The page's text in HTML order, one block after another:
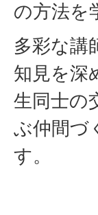
の方法を
多彩な講
知見を深
生同士の
ぶ仲間づ
す。